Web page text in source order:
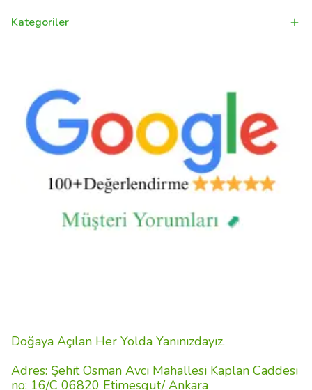
Kategoriler
Doğaya Açılan Her Yolda Yanınızdayız.
Adres: Şehit Osman Avcı Mahallesi Kaplan Caddesi
no: 16/C 06820 Etimesgut/ Ankara